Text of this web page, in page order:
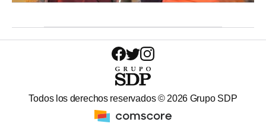
Todos los derechos reservados © 2026 Grupo SDP